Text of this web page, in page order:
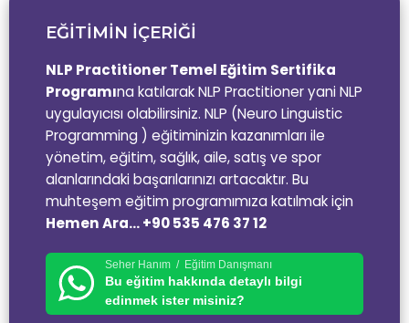
EĞİTİMİN İÇERİĞİ
NLP Practitioner Temel Eğitim Sertifika
Programına katılarak NLP Practitioner yani NLP
uygulayıcısı olabilirsiniz. NLP (Neuro Linguistic
Programming ) eğitiminizin kazanımları ile
yönetim, eğitim, sağlık, aile, satış ve spor
alanlarındaki başarılarınızı artacaktır. Bu
muhteşem eğitim programımıza katılmak için
Hemen Ara… +90 535 476 37 12
Seher Hanım / Eğitim Danışmanı
Bu eğitim hakkında detaylı bilgi
edinmek ister misiniz?